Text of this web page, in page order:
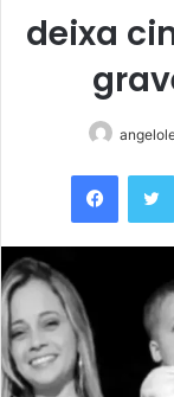
deixa